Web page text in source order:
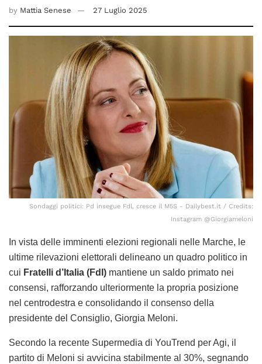
by Mattia Senese 27 Luglio 2025
Sondaggi politici: Pd insegue Fdl, cresce il M5S - Dailybest.it / Credits:
Instagram @Giorgiameloni
In vista delle imminenti elezioni regionali nelle Marche, le
ultime rilevazioni elettorali delineano un quadro politico in
cui Fratelli d’Italia (FdI) mantiene un saldo primato nei
consensi, rafforzando ulteriormente la propria posizione
nel centrodestra e consolidando il consenso della
presidente del Consiglio, Giorgia Meloni.
Secondo la recente Supermedia di YouTrend per Agi, il
partito di Meloni si avvicina stabilmente al 30%, segnando